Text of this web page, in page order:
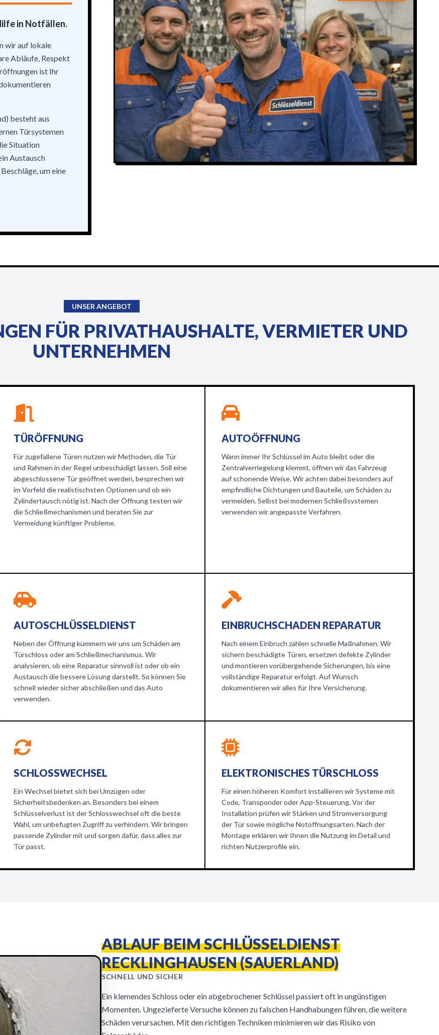
in Notfällen.
wir auf lokale
Abläufe, Respekt
ist Ihr
besteht aus
Türsystemen
Situation
Austausch
um eine
UNSER ANGEBOT
FÜR PRIVATHAUSHALTE, VERMIETER UND
UNTERNEHMEN
TÜRÖFFNUNG
Für zugefallene Türen nutzen wir Methoden, die Tür
und Rahmen in der Regel unbeschädigt lassen. Soll eine
abgeschlossene Tür geöffnet werden, besprechen wir
im Vorfeld die realistischsten Optionen und ob ein
Zylindertausch nötig ist. Nach der Öffnung testen wir
die Schließmechanismen und beraten Sie zur
Vermeidung künftiger Probleme.
AUTOÖFFNUNG
Wann immer Ihr Schlüssel im Auto bleibt oder die
Zentralverriegelung klemmt, öffnen wir das Fahrzeug
auf schonende Weise. Wir achten dabei besonders auf
empfindliche Dichtungen und Bauteile, um Schäden zu
vermeiden. Selbst bei modernen Schließsystemen
verwenden wir angepasste Verfahren.
AUTOSCHLÜSSELDIENST
Neben der Öffnung kümmern wir uns um Schäden am
Türschloss oder am Schließmechanismus. Wir
analysieren, ob eine Reparatur sinnvoll ist oder ob ein
Austausch die bessere Lösung darstellt. So können Sie
schnell wieder sicher abschließen und das Auto
verwenden.
EINBRUCHSCHADEN REPARATUR
Nach einem Einbruch zählen schnelle Maßnahmen. Wir
sichern beschädigte Türen, ersetzen defekte Zylinder
und montieren vorübergehende Sicherungen, bis eine
vollständige Reparatur erfolgt. Auf Wunsch
dokumentieren wir alles für Ihre Versicherung.
SCHLOSSWECHSEL
Ein Wechsel bietet sich bei Umzügen oder
Sicherheitsbedenken an. Besonders bei einem
Schlüsselverlust ist der Schlosswechsel oft die beste
Wahl, um unbefugten Zugriff zu verhindern. Wir bringen
passende Zylinder mit und sorgen dafür, dass alles zur
Tür passt.
ELEKTRONISCHES TÜRSCHLOSS
Für einen höheren Komfort installieren wir Systeme mit
Code, Transponder oder App-Steuerung. Vor der
Installation prüfen wir Stärken und Stromversorgung
der Tür sowie mögliche Notöffnungsarten. Nach der
Montage erklären wir Ihnen die Nutzung im Detail und
richten Nutzerprofile ein.
ABLAUF BEIM SCHLÜSSELDIENST
RECKLINGHAUSEN (SAUERLAND)
SCHNELL UND SICHER
Ein klemendes Schloss oder ein abgebrochener Schlüssel passiert oft in ungünstigen
Momenten. Ungezieferte Versuche können zu falschen Handhabungen führen, die weitere
Schäden verursachen. Mit den richtigen Techniken minimieren wir das Risiko von